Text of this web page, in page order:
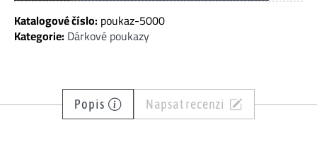
5
000
Kč
rok
Katalogové číslo: poukaz-5000
Kategorie: Dárkové poukazy
Popis Napsat recenzi